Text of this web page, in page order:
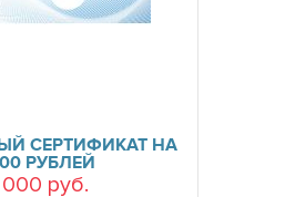
СЕРТИФИКАТ НА
РУБЛЕЙ
руб.